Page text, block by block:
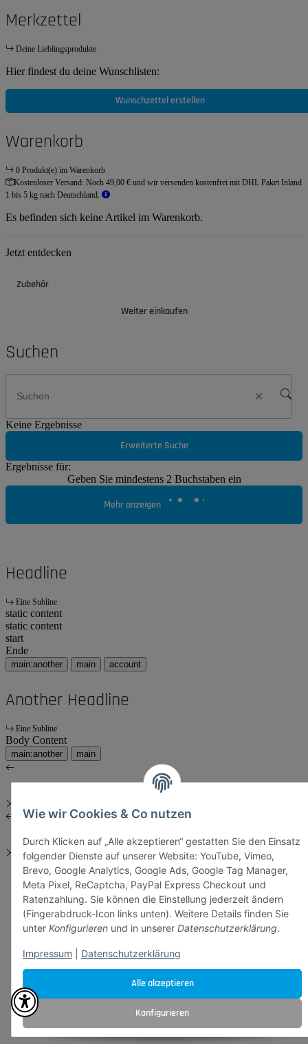
Alle akzeptieren
Konfigurieren
Wie wir Cookies & Co nutzen
Durch Klicken auf „Alle akzeptieren“ gestatten Sie den Einsatz
folgender Dienste auf unserer Website: YouTube, Vimeo,
Brevo, Google Analytics, Google Ads, Google Tag Manager,
Meta Pixel, ReCaptcha, PayPal Express Checkout und
Ratenzahlung. Sie können die Einstellung jederzeit ändern
(Fingerabdruck-Icon links unten). Weitere Details finden Sie
unter Konfigurieren und in unserer Datenschutzerklärung.
Impressum Datenschutzerklärung
Merkzettel
Deine Lieblingsprodukte
Hier findest du deine Wunschlisten:
Wunschzettel erstellen
Warenkorb
0 Produkt(e) im Warenkorb
Kostenloser Versand: Noch 49,00 € und wir versenden kostenfrei mit DHL Paket Inland
1 bis 5 kg nach Deutschland.
Es befinden sich keine Artikel im Warenkorb.
Jetzt entdecken
Zubehör
Weiter einkaufen
Suchen
Keine Ergebnisse
Erweiterte Suche
Ergebnisse für:
Geben Sie mindestens 2 Buchstaben ein
Mehr anzeigen
Headline
Eine Subline
static content
static content
start
Ende
main:another main account
Another Headline
Eine Subline
Body Content
main:another main